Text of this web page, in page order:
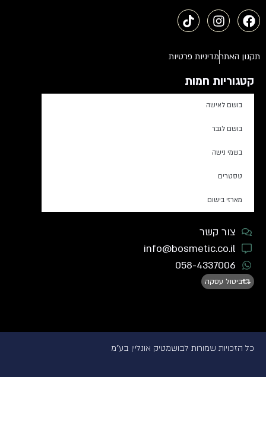
Jessica McClintock
Jessica Simpson
JIVAGO
Jo Malone
Jo Milano
JOHAN. B
Juicy Couture
juliette has a gun
JUST JACK
Justin Bieber
Kajal
Karl Lagerfel
KAY ALI
KHADLAJ
KRISTEL SAINT MARTIN
תקנון האתרמדיניות פרטיות
קטגוריות חמות
בושם לאישה
בושם לגבר
בשמי נישה
טסטרים
מארזי בישום
צור קשר
info@bosmetic.co.il
058-4337006
ביטול עסקה
כל הזכויות שמורות לבושמטיק אונליין בע"מ